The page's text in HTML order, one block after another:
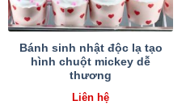
Bánh sinh nhật độc lạ tạo
hình chuột mickey dễ
thương
Liên hệ